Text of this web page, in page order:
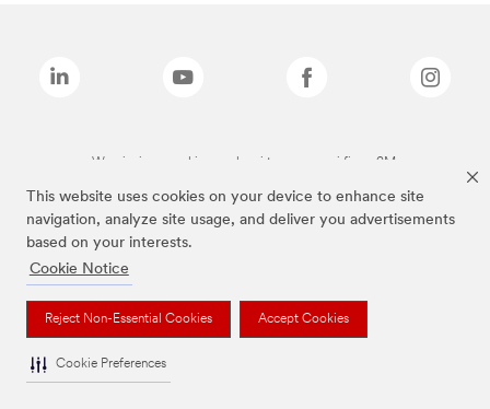
This website uses cookies on your device to enhance site
navigation, analyze site usage, and deliver you advertisements
based on your interests.
Cookie Notice
Reject Non-Essential Cookies Accept Cookies
Cookie Preferences
Wymienione marki są znakami towarowymi firmy 3M.